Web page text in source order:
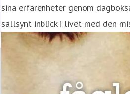
sina erfarenheter genom
sällsynt inblick i livet med den